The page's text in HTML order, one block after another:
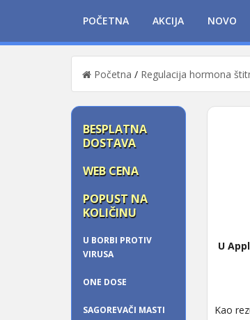
POČETNA AKCIJA NOVO
Početna / Regulacija hormona
BESPLATNA
DOSTAVA
WEB CENA
POPUST NA
KOLIČINU
U BORBI PROTIV
VIRUSA
ONE DOSE
SAGOREVAČI MASTI
U
Kao